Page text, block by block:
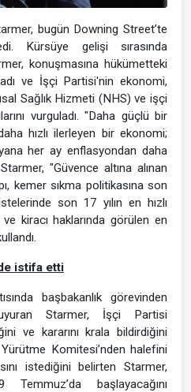
bugün Downing Street’te
Kürsüye gelişi sırasında
konuşmasına hükümetteki
ve İşçi Partisi'nin ekonomi,
Sağlık Hizmeti (NHS) ve işçi
vurguladı. "Daha güçlü bir
hızlı ilerleyen bir ekonomi;
her ay enflasyondan daha
"Güvence altına alınan
kemer sıkma politikasına son
son 17 yılın en hızlı
kiracı haklarında görülen en
istifa etti
başbakanlık görevinden
Starmer, İşçi Partisi
ve kararını krala bildirdiğini
Komitesi’nden halefini
istediğini belirten Starmer,
Temmuz’da başlayacağını